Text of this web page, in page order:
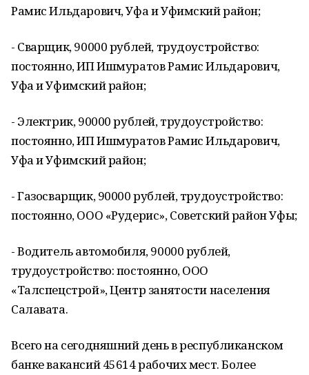
Рамис Ильдарович, Уфа и Уфимский район;
- Сварщик, 90000 рублей, трудоустройство:
постоянно, ИП Ишмуратов Рамис Ильдарович,
Уфа и Уфимский район;
- Электрик, 90000 рублей, трудоустройство:
постоянно, ИП Ишмуратов Рамис Ильдарович,
Уфа и Уфимский район;
- Газосварщик, 90000 рублей, трудоустройство:
постоянно, ООО «Рудерис», Советский район Уфы;
- Водитель автомобиля, 90000 рублей,
трудоустройство: постоянно, ООО
«Талспецстрой», Центр занятости населения
Салавата.
Всего на сегодняшний день в республиканском
банке вакансий 45614 рабочих мест. Более